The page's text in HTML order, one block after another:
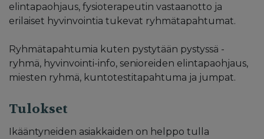
elintapaohjaus, fysioterapeutin vastaanotto ja
erilaiset hyvinvointia tukevat ryhmätapahtumat.
Ryhmätapahtumia kuten pystytään pystyssä -
ryhmä, hyvinvointi-info, senioreiden elintapaohjaus,
miesten ryhmä, kuntotestitapahtuma ja jumpat.
Tulokset
Ikääntyneiden asiakkaiden on helppo tulla